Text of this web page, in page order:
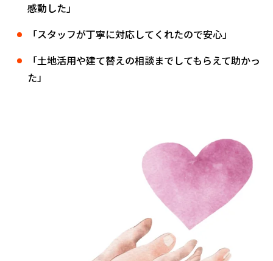
感動した」
「スタッフが丁寧に対応してくれたので安心」
「土地活用や建て替えの相談までしてもらえて助かっ
た」